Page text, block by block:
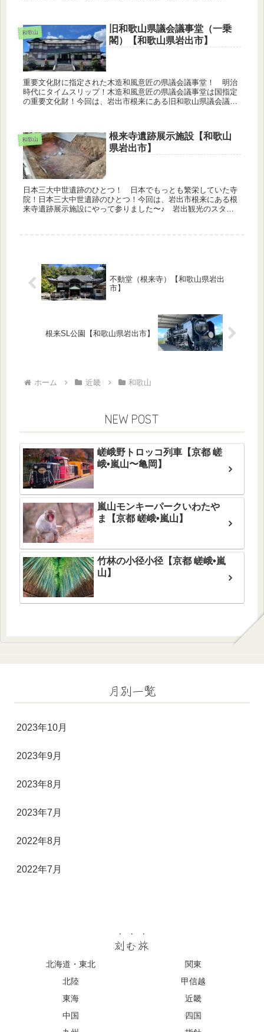
和歌山
旧和歌山県議会議事堂（一乗
閣）【和歌山県岩出市】
重要文化財に指定された木造和風意匠の県議会議事堂！ 明治
時代にタイムスリップ！木造和風意匠の県議会議事堂は国指定
の重要文化財！今回は、岩出市根来にある旧和歌山県議会議事
和歌山
根来寺遺跡展示施設【和歌山
県岩出市】
日本三大中世遺跡のひとつ！ 日本でもっとも繁栄していた寺
院！日本三大中世遺跡のひとつ！今回は、岩出市根来にある根
来寺遺跡展示施設にやって参りました〜♪ 岩出観光のスター
不動堂（根来寺）【和歌山県岩出
市】
根来SL公園【和歌山県岩出市】
ホーム 近畿 和歌山
NEW POST
嵯峨野トロッコ列車【京都 嵯
峨•嵐山〜亀岡】
嵐山モンキーパークいわたや
ま【京都 嵯峨•嵐山】
竹林の小径小径【京都 嵯峨•嵐
山】
月別一覧
2023年10月
2023年9月
2023年8月
2023年7月
2022年8月
2022年7月
刻む旅
北海道・東北
関東
北陸
甲信越
東海
近畿
中国
四国